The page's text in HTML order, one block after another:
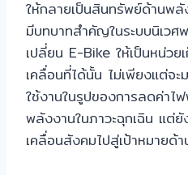
ให้กลายเป็นสินทรัพย์ด้าน
มีบทบาทสำคัญในระบบนิเว
เปลี่ยน E-Bike ให้เป็นหน่วย
เคลื่อนที่ได้นั้น ไม่เพียงแต่จ
ใช้งานในรูปของการลดค่าไ
พลังงานในภาวะฉุกเฉิน แต่
เคลื่อนสังคมไปสู่เป้าหมายด้